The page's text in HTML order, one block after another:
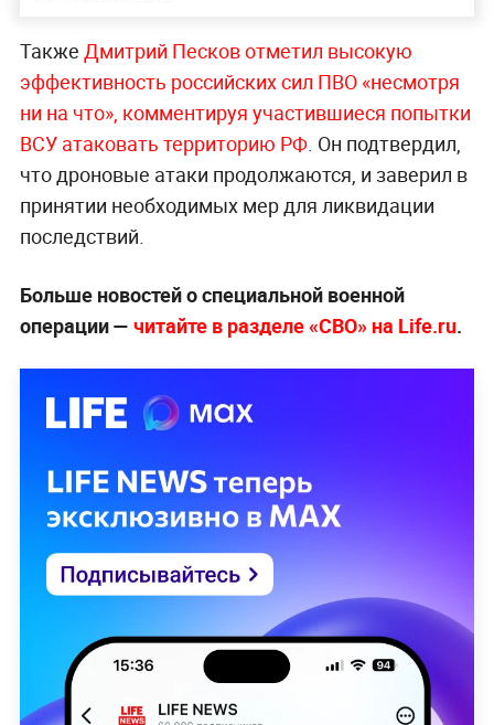
Также Дмитрий Песков отметил высокую
эффективность российских сил ПВО «несмотря
ни на что», комментируя участившиеся попытки
ВСУ атаковать территорию РФ. Он подтвердил,
что дроновые атаки продолжаются, и заверил в
принятии необходимых мер для ликвидации
последствий.
Больше новостей о специальной военной
операции — читайте в разделе «СВО» на Life.ru.